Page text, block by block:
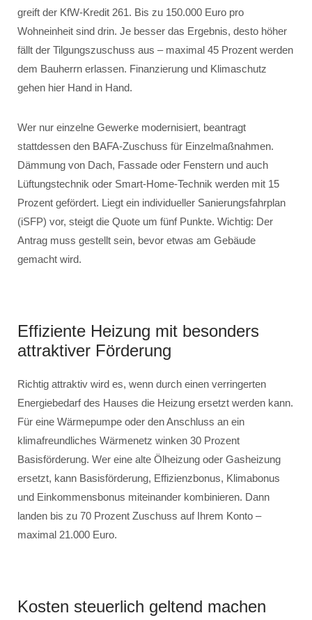
greift der KfW-Kredit 261. Bis zu 150.000 Euro pro
Wohneinheit sind drin. Je besser das Ergebnis, desto höher
fällt der Tilgungszuschuss aus – maximal 45 Prozent werden
dem Bauherrn erlassen. Finanzierung und Klimaschutz
gehen hier Hand in Hand.
Wer nur einzelne Gewerke modernisiert, beantragt
stattdessen den BAFA-Zuschuss für Einzelmaßnahmen.
Dämmung von Dach, Fassade oder Fenstern und auch
Lüftungstechnik oder Smart-Home-Technik werden mit 15
Prozent gefördert. Liegt ein individueller Sanierungsfahrplan
(iSFP) vor, steigt die Quote um fünf Punkte. Wichtig: Der
Antrag muss gestellt sein, bevor etwas am Gebäude
gemacht wird.
Effiziente Heizung mit besonders
attraktiver Förderung
Richtig attraktiv wird es, wenn durch einen verringerten
Energiebedarf des Hauses die Heizung ersetzt werden kann.
Für eine Wärmepumpe oder den Anschluss an ein
klimafreundliches Wärmenetz winken 30 Prozent
Basisförderung. Wer eine alte Ölheizung oder Gasheizung
ersetzt, kann Basisförderung, Effizienzbonus, Klimabonus
und Einkommensbonus miteinander kombinieren. Dann
landen bis zu 70 Prozent Zuschuss auf Ihrem Konto –
maximal 21.000 Euro.
Kosten steuerlich geltend machen